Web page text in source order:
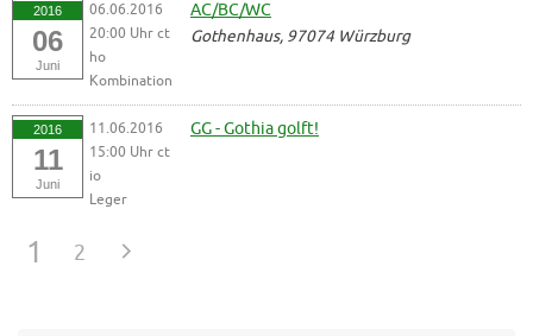
2016
06
Juni
06.06.2016
20:00 Uhr ct
ho
Kombination
AC/BC/WC
Gothenhaus, 97074 Würzburg
2016
11
Juni
11.06.2016
15:00 Uhr ct
io
Leger
GG - Gothia golft!
1 2